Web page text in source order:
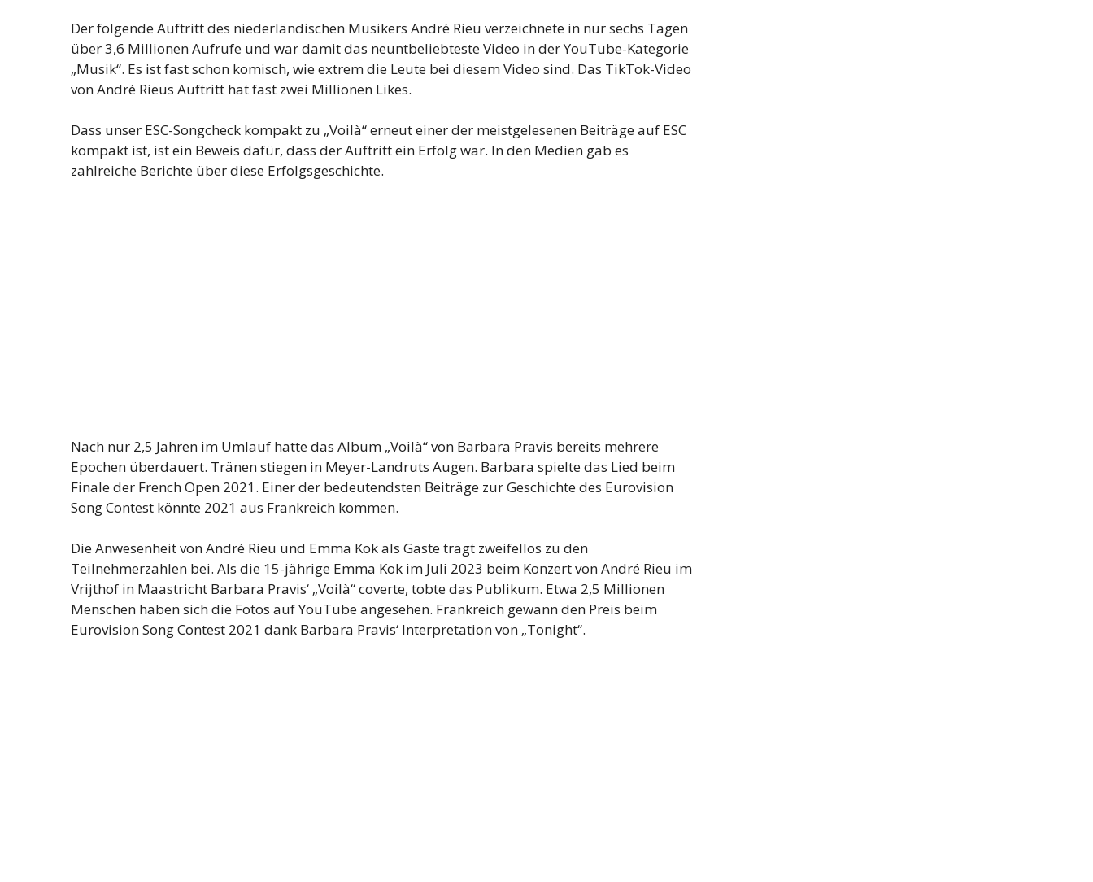
Der folgende Auftritt des niederländischen Musikers André Rieu verzeichnete in nur sechs Tagen
über 3,6 Millionen Aufrufe und war damit das neuntbeliebteste Video in der YouTube-Kategorie
„Musik“. Es ist fast schon komisch, wie extrem die Leute bei diesem Video sind. Das TikTok-Video
von André Rieus Auftritt hat fast zwei Millionen Likes.
Dass unser ESC-Songcheck kompakt zu „Voilà“ erneut einer der meistgelesenen Beiträge auf ESC
kompakt ist, ist ein Beweis dafür, dass der Auftritt ein Erfolg war. In den Medien gab es
zahlreiche Berichte über diese Erfolgsgeschichte.
Nach nur 2,5 Jahren im Umlauf hatte das Album „Voilà“ von Barbara Pravis bereits mehrere
Epochen überdauert. Tränen stiegen in Meyer-Landruts Augen. Barbara spielte das Lied beim
Finale der French Open 2021. Einer der bedeutendsten Beiträge zur Geschichte des Eurovision
Song Contest könnte 2021 aus Frankreich kommen.
Die Anwesenheit von André Rieu und Emma Kok als Gäste trägt zweifellos zu den
Teilnehmerzahlen bei. Als die 15-jährige Emma Kok im Juli 2023 beim Konzert von André Rieu im
Vrijthof in Maastricht Barbara Pravis‘ „Voilà“ coverte, tobte das Publikum. Etwa 2,5 Millionen
Menschen haben sich die Fotos auf YouTube angesehen. Frankreich gewann den Preis beim
Eurovision Song Contest 2021 dank Barbara Pravis‘ Interpretation von „Tonight“.